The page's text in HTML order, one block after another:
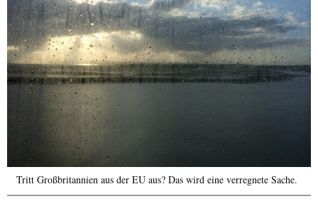
Tritt Großbritannien aus der EU aus? Das wird eine verregnete Sache.